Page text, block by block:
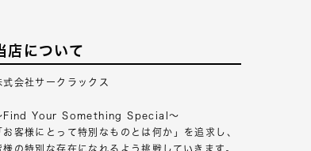
店について
式会社サークラックス
Find Your Something Special～
お客様にとって特別なものとは何か」を追求し、
様の特別な存在になれるよう挑戦していきます。